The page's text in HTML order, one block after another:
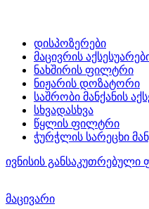
დისპოზერები
მაცივრის
ნახშირის ფილტრი
ნიჟარის დოზატორი
საშრობი მანქანის
სხვადასხვა
წყლის ფილტრი
ჭურჭლის სარეცხი
ივნისის განსაკუთრებული
მაცივარი